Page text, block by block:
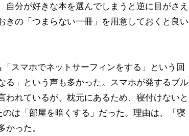
分が好きな本を選んでしまうと逆に目がさえ
きの「つまらない一冊」を用意しておくと良い
スマホでネットサーフィンをする」という回
る」という声も多かった。スマホが発するブル
れているが、枕元にあるため、寝付けないと
は「部屋を暗くする」だった。理由は、「寝
った。